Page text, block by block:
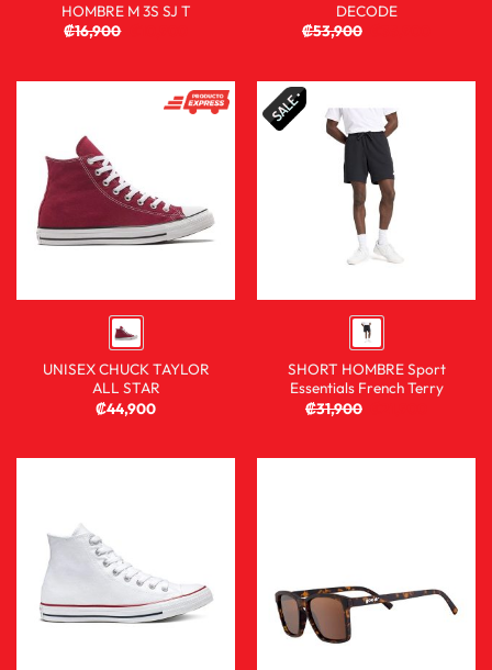
HOMBRE M 3S SJ T
₡16,900
DECODE
₡53,900
UNISEX CHUCK TAYLOR
ALL STAR
₡44,900
SHORT HOMBRE Sport
Essentials French Terry
₡31,900